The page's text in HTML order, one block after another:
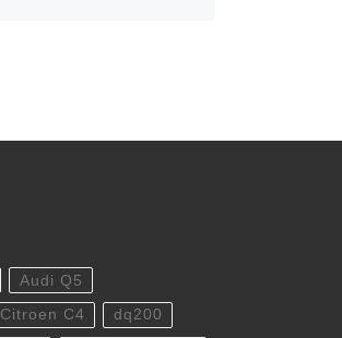
Audi Q5
Citroen C4 dq200